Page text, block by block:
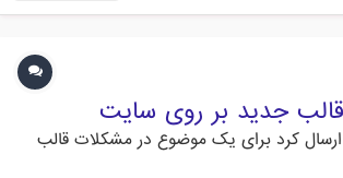
جدید بر روی سایت
کرد برای یک موضوع در مشکلات قالب